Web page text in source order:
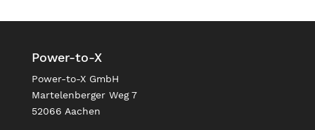
Power-to-X
Power-to-X GmbH
Martelenberger Weg 7
52066 Aachen